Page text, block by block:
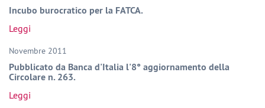
Incubo burocratico per la FATCA.
Leggi
Novembre 2011
Pubblicato da Banca d'Italia l'8° aggiornamento della
Circolare n. 263.
Leggi